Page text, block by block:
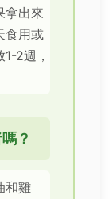
拿出來
食用或
2週，
？
和雞